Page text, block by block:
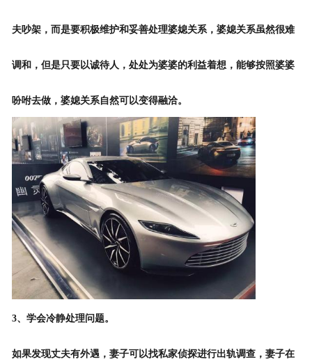
夫吵架，而是要积极维护和妥善处理婆媳关系，婆媳关系虽然很难
调和，但是只要以诚待人，处处为婆婆的利益着想，能够按照婆婆
吩咐去做，婆媳关系自然可以变得融洽。
3、学会冷静处理问题。
如果发现丈夫有外遇，妻子可以找私家侦探进行出轨调查，妻子在